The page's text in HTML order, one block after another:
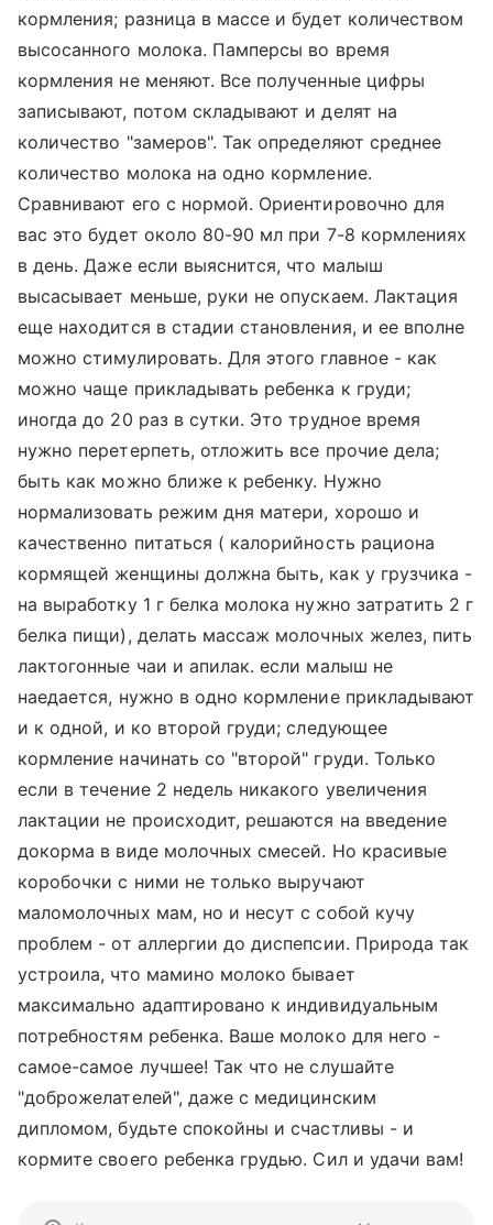
кормления; разница в массе и будет количеством
высосанного молока. Памперсы во время
кормления не меняют. Все полученные цифры
записывают, потом складывают и делят на
количество "замеров". Так определяют среднее
количество молока на одно кормление.
Сравнивают его с нормой. Ориентировочно для
вас это будет около 80-90 мл при 7-8 кормлениях
в день. Даже если выяснится, что малыш
высасывает меньше, руки не опускаем. Лактация
еще находится в стадии становления, и ее вполне
можно стимулировать. Для этого главное - как
можно чаще прикладывать ребенка к груди;
иногда до 20 раз в сутки. Это трудное время
нужно перетерпеть, отложить все прочие дела;
быть как можно ближе к ребенку. Нужно
нормализовать режим дня матери, хорошо и
качественно питаться ( калорийность рациона
кормящей женщины должна быть, как у грузчика -
на выработку 1 г белка молока нужно затратить 2 г
белка пищи), делать массаж молочных желез, пить
лактогонные чаи и апилак. если малыш не
наедается, нужно в одно кормление прикладывают
и к одной, и ко второй груди; следующее
кормление начинать со "второй" груди. Только
если в течение 2 недель никакого увеличения
лактации не происходит, решаются на введение
докорма в виде молочных смесей. Но красивые
коробочки с ними не только выручают
маломолочных мам, но и несут с собой кучу
проблем - от аллергии до диспепсии. Природа так
устроила, что мамино молоко бывает
максимально адаптировано к индивидуальным
потребностям ребенка. Ваше молоко для него -
самое-самое лучшее! Так что не слушайте
"доброжелателей", даже с медицинским
дипломом, будьте спокойны и счастливы - и
кормите своего ребенка грудью. Сил и удачи вам!